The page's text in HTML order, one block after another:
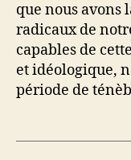
que nous avons
radicaux de
capables de
et idéologique,
période de